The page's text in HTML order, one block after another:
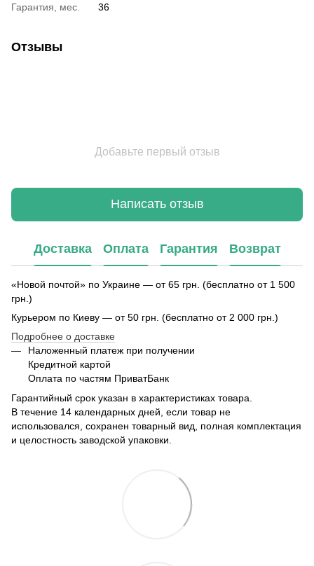
Гарантия, мес.
36
Отзывы
Добавьте первый отзыв
Написать отзыв
Доставка Оплата Гарантия Возврат
«Новой почтой» по Украине — от 65 грн. (бесплатно от 1 500
грн.)
Курьером по Киеву — от 50 грн. (бесплатно от 2 000 грн.)
Подробнее о доставке
Наложенный платеж при получении
Кредитной картой
Оплата по частям ПриватБанк
Гарантийный срок указан в характеристиках товара.
В течение 14 календарных дней, если товар не
использовался, сохранен товарный вид, полная комплектация
и целостность заводской упаковки.